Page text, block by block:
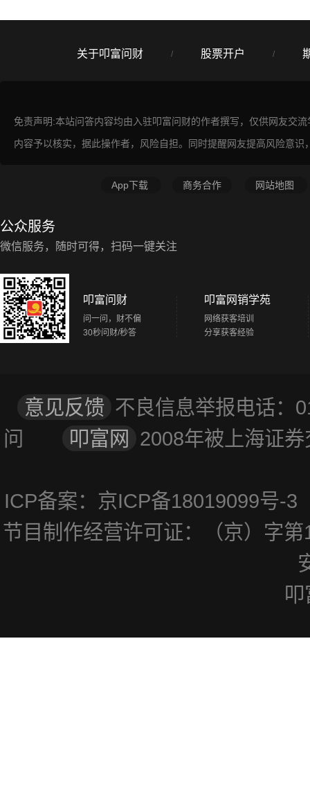
关于叩富问财 / 股票开户 /
免责声明:本站问答内容均由入驻叩富问财的作者撰写，仅供网友交
内容予以核实，据此操作者，风险自担。同时提醒网友提高风险意
App下载 商务合作 网站地图
公众服务
微信服务，随时可得，扫码一键关注
叩富问财
问一问，财不偏
30秒问财/秒答
叩富网销学苑
网络获客培训
分享获客经验
意见反馈 不良信息举报电话
问
叩富网 2008年被上海证
ICP备案：京ICP备18019099
节目制作经营许可证：（京）